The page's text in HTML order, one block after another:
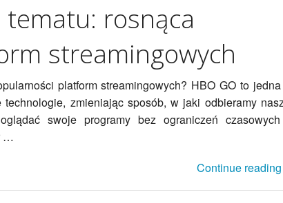
rosnąca
streamingowych
platform streamingowych? HBO GO to
zmieniając sposób, w jaki odbieramy
swoje programy bez ograniczeń
…
Continue